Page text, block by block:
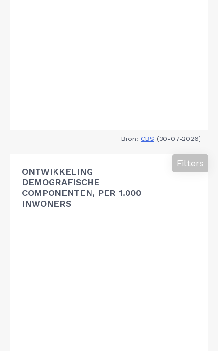
Bron: CBS (30-07-2026)
ONTWIKKELING
DEMOGRAFISCHE
COMPONENTEN, PER 1.000
INWONERS
Filters